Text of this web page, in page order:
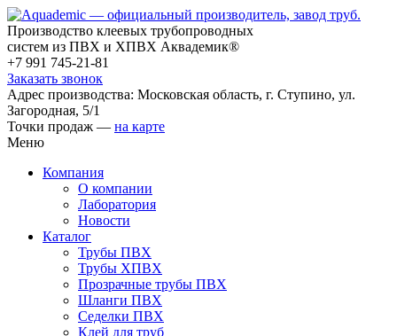
Производство клеевых трубопроводных
систем из ПВХ и ХПВХ Аквадемик®
+7 991 745-21-81
Заказать звонок
Адрес производства: Московская область, г. Ступино, ул.
Загородная, 5/1
Точки продаж — на карте
Меню
Компания
О компании
Лаборатория
Новости
Каталог
Трубы ПВХ
Трубы ХПВХ
Прозрачные трубы ПВХ
Шланги ПВХ
Седелки ПВХ
Клей для труб